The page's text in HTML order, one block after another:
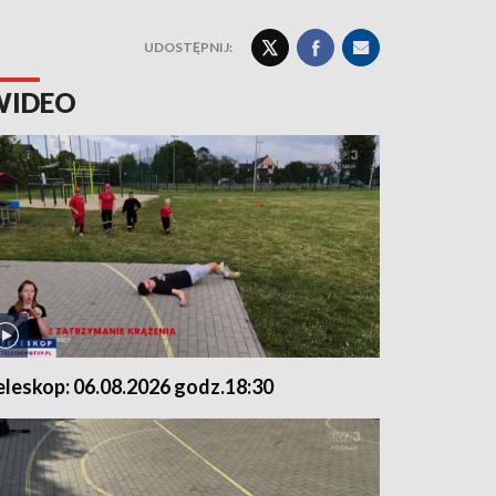
UDOSTĘPNIJ:
06.08.2026 godz.18:30